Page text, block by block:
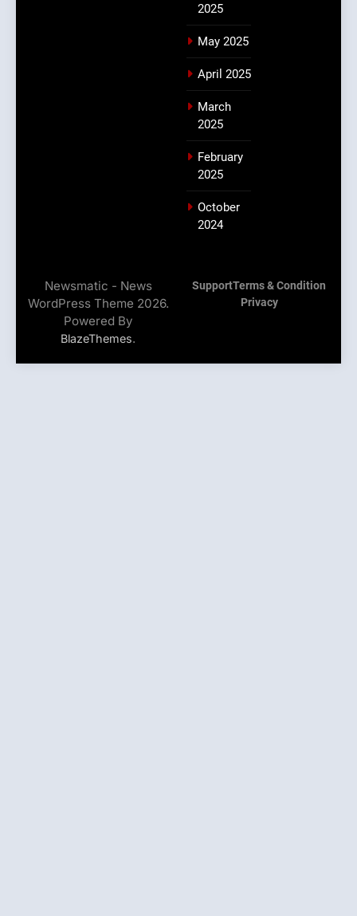
2025
May 2025
April 2025
March
2025
February
2025
October
2024
Newsmatic - News
WordPress Theme 2026.
Powered By
BlazeThemes.
SupportTerms & Condition
Privacy